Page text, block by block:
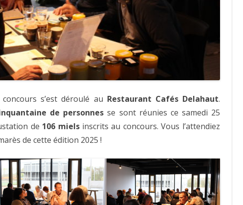
s’est déroulé au Restaurant Cafés Delahaut.
de personnes se sont réunies ce samedi 25
de 106 miels inscrits au concours. Vous l’attendiez
de cette édition 2025 !